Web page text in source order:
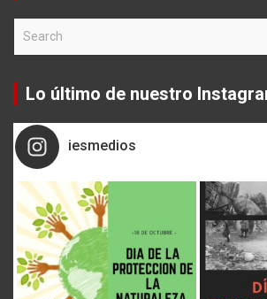
r
h
Lo último de nuestro
iesmedios